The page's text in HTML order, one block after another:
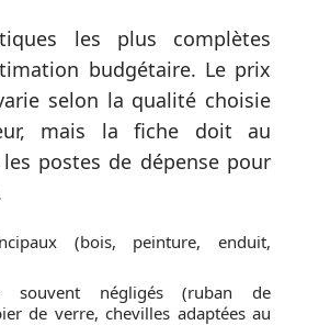
les plus complètes
budgétaire. Le prix
selon la qualité choisie
mais la fiche doit au
postes de dépense pour
(bois, peinture, enduit,
souvent négligés (ruban de
de verre, chevilles adaptées au